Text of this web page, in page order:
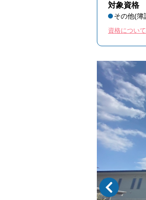
対象資格
その他(簿
資格につい